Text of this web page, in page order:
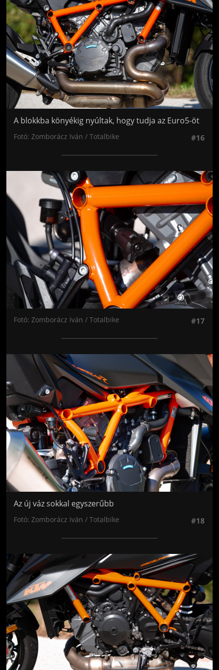
A blokkba könyékig nyúltak, hogy tudja az Euro5-öt
Fotó: Zomborácz Iván / Totalbike #16
Jön még kép!
Fotó: Zomborácz Iván / Totalbike #17
Jön még kép!
Az új váz sokkal egyszerűbb
Fotó: Zomborácz Iván / Totalbike #18
Jön még kép!